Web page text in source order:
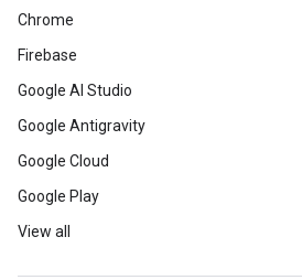
Chrome
Firebase
Google AI Studio
Google Antigravity
Google Cloud
Google Play
View all